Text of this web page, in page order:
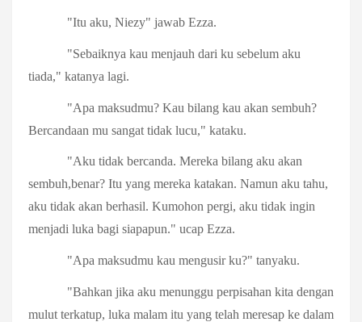
"Itu aku, Niezy" jawab Ezza.
"Sebaiknya kau menjauh dari ku sebelum aku
tiada," katanya lagi.
"Apa maksudmu? Kau bilang kau akan sembuh?
Bercandaan mu sangat tidak lucu," kataku.
"Aku tidak bercanda. Mereka bilang aku akan
sembuh,benar? Itu yang mereka katakan. Namun aku tahu,
aku tidak akan berhasil. Kumohon pergi, aku tidak ingin
menjadi luka bagi siapapun." ucap Ezza.
"Apa maksudmu kau mengusir ku?" tanyaku.
"Bahkan jika aku menunggu perpisahan kita dengan
mulut terkatup, luka malam itu yang telah meresap ke dalam